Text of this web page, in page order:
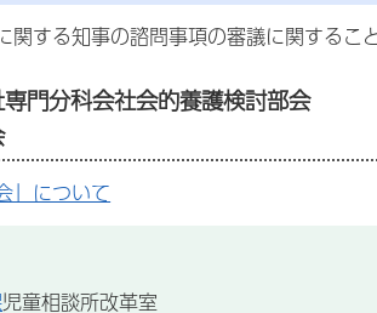
関する知事の諮問事項の審議に関するこ
門分科会社会的養護検討部会
」について
児童相談所改革室